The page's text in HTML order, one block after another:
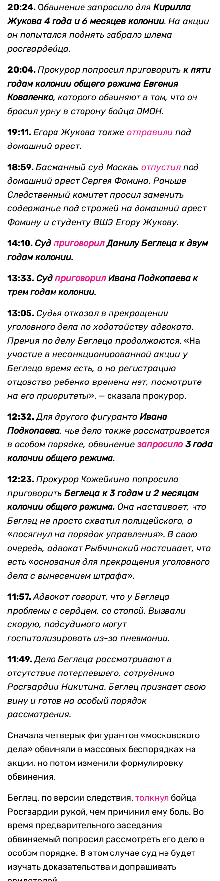
20:24. Обвинение запросило для Кирилла
Жукова 4 года и 6 месяцев колонии. На акции
он попытался поднять забрало шлема
росгвардейца.
20:04.Прокурор попросил приговорить к пяти
годам колонии общего режима Евгения
Коваленко, которого обвиняют в том, что он
бросил урну в сторону бойца ОМОН.
19:11.Егора Жукова также отправили под
домашний арест.
18:59.Басманный суд Москвы отпустил под
домашний арест Сергея Фомина. Раньше
Следственный комитет просил заменить
содержание под стражей на домашний арест
Фомину и студенту ВШЭ Егору Жукову.
14:10. Суд приговорилДанилу Беглеца к двум
годам колонии.
13:33. Суд приговорил Ивана Подкопаева к
трем годам колонии.
13:05.Судья отказал в прекращении
уголовного дела по ходатайству адвоката.
Прения по делу Беглеца продолжаются. «На
участие в несанкционированной акции у
Беглеца время есть, а на регистрацию
отцовства ребенка времени нет, посмотрите
на его приоритеты», — сказала прокурор.
12:32.Для другого фигуранта Ивана
Подкопаева, чье дело также рассматривается
в особом порядке, обвинение запросило3 года
колонии общего режима.
12:23.Прокурор Кожейкина попросила
приговорить Беглеца к 3 годам и 2 месяцам
колонии общего режима. Она настаивает, что
Беглец не просто схватил полицейского, а
«посягнул на порядок управления». В свою
очередь, адвокат Рыбчинский настаивает, что
есть «основания для прекращения уголовного
дела с вынесением штрафа».
11:57.Адвокат говорит, что у Беглеца
проблемы с сердцем, со стопой. Вызвали
скорую, подсудимого могут
госпитализировать из-за пневмонии.
11:49.Дело Беглеца рассматривают в
отсутствие потерпевшего, сотрудника
Росгвардии Никитина. Беглец признает свою
вину и готов на особый порядок
рассмотрения.
Сначала четверых фигурантов «московского
дела» обвиняли в массовых беспорядках на
акции, но потом изменили формулировку
обвинения.
Беглец, по версии следствия,толкнул бойца
Росгвардии рукой, чем причинил ему боль. Во
время предварительного заседания
обвиняемый попросил рассмотреть его дело в
особом порядке. В этом случае суд не будет
изучать доказательства и допрашивать